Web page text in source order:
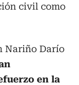
civil como
Nariño Darío
en la